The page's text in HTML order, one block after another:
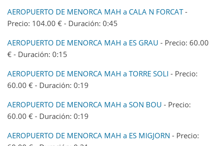
AEROPUERTO DE MENORCA MAH a CALA N FORCAT-
Precio: 104.00 € - Duración: 0:45
AEROPUERTO DE MENORCA MAH a ES GRAU - Precio: 60.00
€ - Duración: 0:15
AEROPUERTO DE MENORCA MAH a TORRE SOLI - Precio:
60.00 € - Duración: 0:19
AEROPUERTO DE MENORCA MAH a SON BOU - Precio:
60.00 € - Duración: 0:19
AEROPUERTO DE MENORCA MAH a ES MIGJORN - Precio: